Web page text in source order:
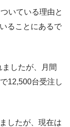
いている理由と
ることにあるで
したが、月間
12,500台受注し
したが、現在は